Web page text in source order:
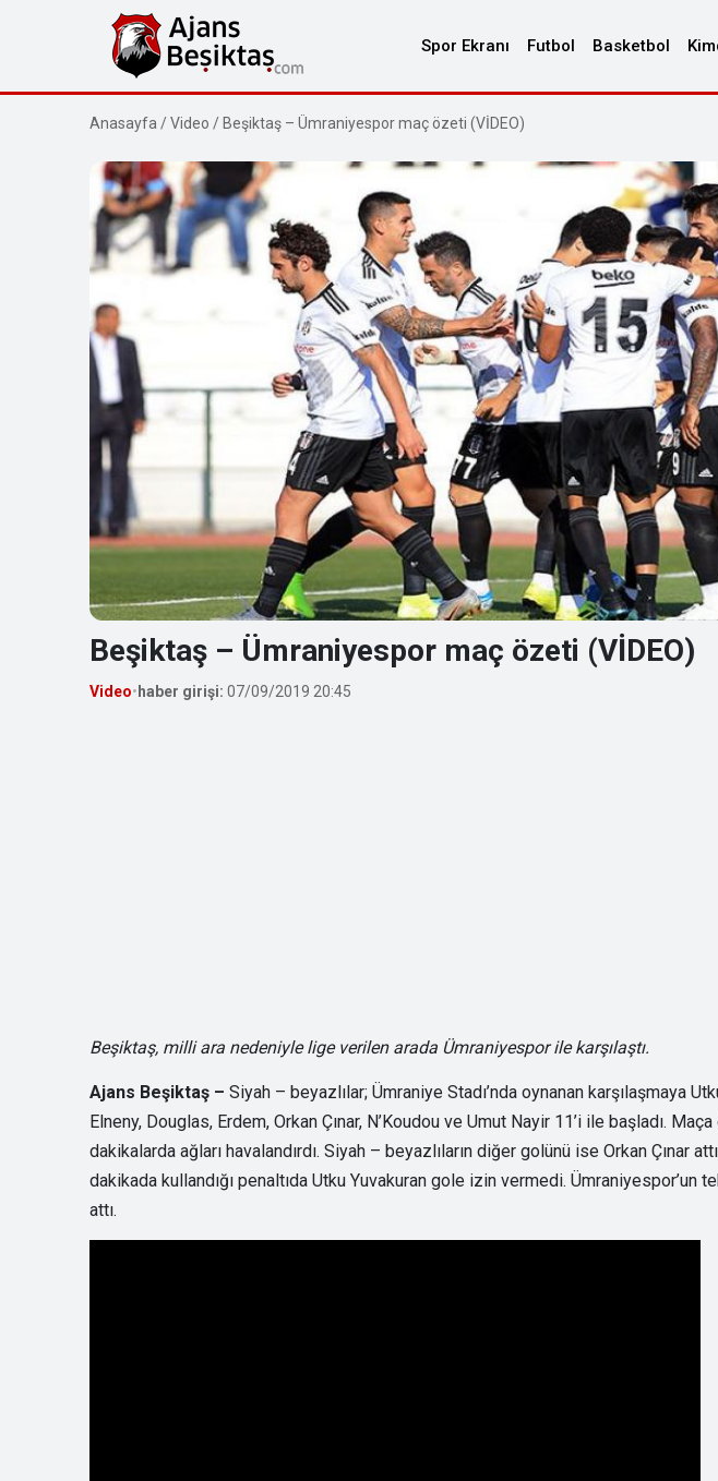
Spor Ekranı Futbol Basketbol
Anasayfa /Video / Beşiktaş – Ümraniyespor maç özeti (VİDEO)
Beşiktaş – Ümraniyespor maç özeti (VİDEO)
Video• haber girişi: 07/09/2019 20:45
Beşiktaş, milli ara nedeniyle lige verilen arada Ümraniyespor ile karşılaştı.
Ajans Beşiktaş – Siyah – beyazlılar; Ümraniye Stadı’nda oynanan karşılaşmaya
Elneny, Douglas, Erdem, Orkan Çınar, N’Koudou ve Umut Nayir 11’i ile başladı.
dakikalarda ağları havalandırdı. Siyah – beyazlıların diğer golünü ise Orkan Çınar
dakikada kullandığı penaltıda Utku Yuvakuran gole izin vermedi. Ümraniyespor’un
attı.